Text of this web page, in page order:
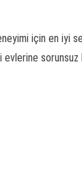
için en iyi
sorunsuz